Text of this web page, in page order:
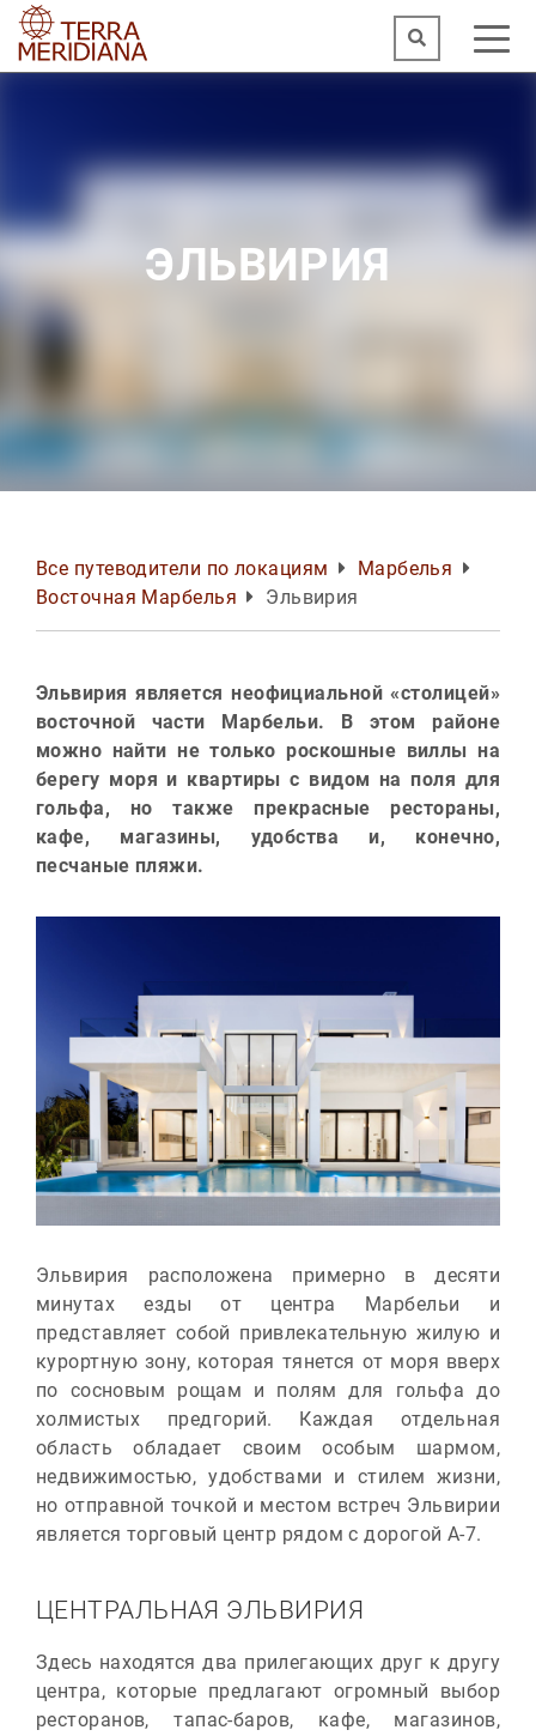
ЭЛЬВИРИЯ
Все путеводители по локациям
Марбелья
Восточная Марбелья
Эльвирия
Эльвирия является неофициальной «столицей»
восточной части Марбельи. В этом районе
можно найти не только роскошные виллы на
берегу моря и квартиры с видом на поля для
гольфа, но также прекрасные рестораны,
кафе, магазины, удобства и, конечно,
песчаные пляжи.
Эльвирия расположена примерно в десяти
минутах езды от центра Марбельи и
представляет собой привлекательную жилую и
курортную зону, которая тянется от моря вверх
по сосновым рощам и полям для гольфа до
холмистых предгорий. Каждая отдельная
область обладает своим особым шармом,
недвижимостью, удобствами и стилем жизни,
но отправной точкой и местом встреч Эльвирии
является торговый центр рядом с дорогой A-7.
ЦЕНТРАЛЬНАЯ ЭЛЬВИРИЯ
Здесь находятся два прилегающих друг к другу
центра, которые предлагают огромный выбор
ресторанов, тапас-баров, кафе, магазинов,